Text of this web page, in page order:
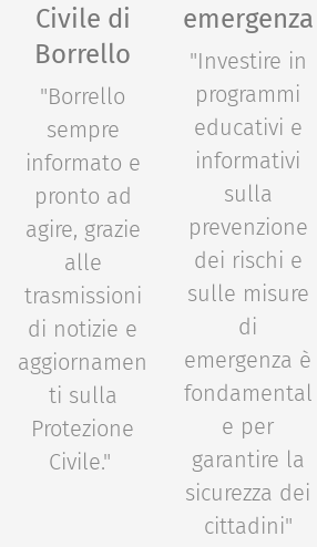
Civile di
Borrello
"Borrello
sempre
informato e
pronto ad
agire, grazie
alle
trasmissioni
di notizie e
aggiornamen
ti sulla
Protezione
Civile."
emergenza
"Investire in
programmi
educativi e
informativi
sulla
prevenzione
dei rischi e
sulle misure
di
emergenza è
fondamental
e per
garantire la
sicurezza dei
cittadini"